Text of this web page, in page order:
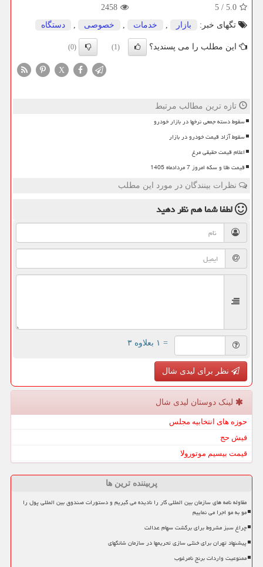
5.0
/
5
2458
تگهای خبر:
بازار , خدمات , خصوصی , دستگاه
این مطلب را می پسندید؟ (1)
(0)
X
تازه ترین مطالب مرتبط
سقوط دسته جمعی نرخها در بازار خودرو
سقوط آزاد قیمت خودرو در بازار
اعلام قیمت حقیقی مرغ
قیمت طلا و سکه امروز 7 مردادماه 1405
نظرات بینندگان در مورد این مطلب
لطفا شما همنظر دهید
= ۱ بعلاوه ۳
نظر برای لیدی شال
لینک دوستان لیدی شال
حوزه های انتخابیه مجلس
فیش حج
قیمت بیسیم موتورولا
پربیننده ترین ها
مقاوله نامه های سازمان بین المللی کار را نادیده می گیریم و دستورات صندوق بین المللی پول را
مو به مو اجرا می نماییم
چراغ سبز مشروط برای برگشت سهام عدالت
پیشنهاد تهران برای خنثی سازی تحریمها در سازمان شانگهای
ممنوعیت واردات برنج نامرغوب